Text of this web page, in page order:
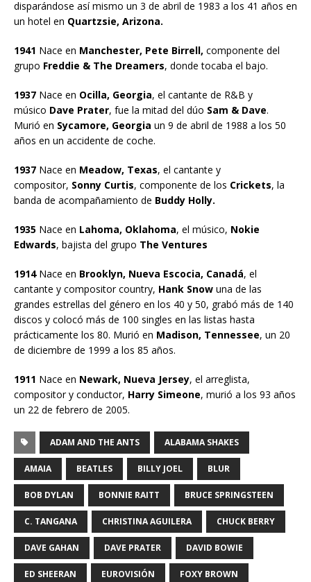
disparándose así mismo un 3 de abril de 1983 a los 41 años en
un hotel en Quartzsie, Arizona.
1941 Nace en Manchester, Pete Birrell, componente del
grupo Freddie & The Dreamers, donde tocaba el bajo.
1937 Nace en Ocilla, Georgia, el cantante de R&B y
músico Dave Prater, fue la mitad del dúo Sam & Dave.
Murió en Sycamore, Georgia un 9 de abril de 1988 a los 50
años en un accidente de coche.
1937 Nace en Meadow, Texas, el cantante y
compositor, Sonny Curtis, componente de los Crickets, la
banda de acompañamiento de Buddy Holly.
1935 Nace en Lahoma, Oklahoma, el músico, Nokie
Edwards, bajista del grupo The Ventures
1914Nace en Brooklyn, Nueva Escocia, Canadá, el
cantante y compositor country, Hank Snow una de las
grandes estrellas del género en los 40 y 50, grabó más de 140
discos y colocó más de 100 singles en las listas hasta
prácticamente los 80. Murió en Madison, Tennessee, un 20
de diciembre de 1999 a los 85 años.
1911 Nace en Newark, Nueva Jersey, el arreglista,
compositor y conductor, Harry Simeone, murió a los 93 años
un 22 de febrero de 2005.
ADAM AND THE ANTS ALABAMA SHAKES
AMAIA BEATLES BILLY JOEL BLUR
BOB DYLAN BONNIE RAITT BRUCE SPRINGSTEEN
C. TANGANA CHRISTINA AGUILERA CHUCK BERRY
DAVE GAHAN DAVE PRATER DAVID BOWIE
ED SHEERAN EUROVISIÓN FOXY BROWN